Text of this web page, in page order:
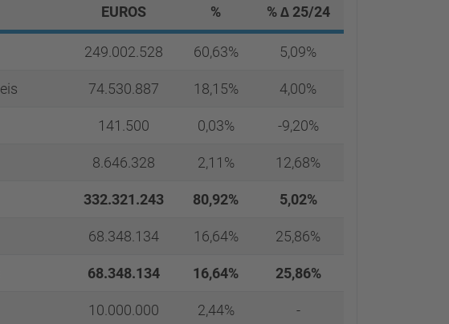
EUROS % % ∆ 25/24
249.002.528 60,63% 5,09%
74.530.887 18,15% 4,00%
141.500 0,03% -9,20%
8.646.328 2,11% 12,68%
332.321.243 80,92% 5,02%
68.348.134 16,64% 25,86%
68.348.134 16,64% 25,86%
10.000.000 2,44% -